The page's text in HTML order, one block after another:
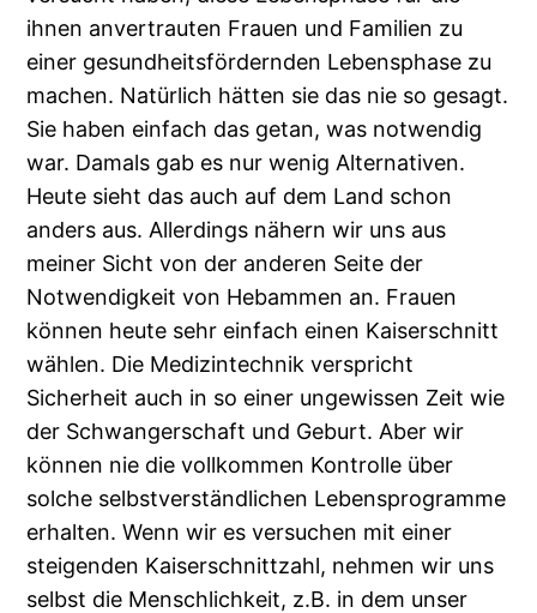
ihnen anvertrauten Frauen und Familien zu
einer gesundheitsfördernden Lebensphase zu
machen. Natürlich hätten sie das nie so gesagt.
Sie haben einfach das getan, was notwendig
war. Damals gab es nur wenig Alternativen.
Heute sieht das auch auf dem Land schon
anders aus. Allerdings nähern wir uns aus
meiner Sicht von der anderen Seite der
Notwendigkeit von Hebammen an. Frauen
können heute sehr einfach einen Kaiserschnitt
wählen. Die Medizintechnik verspricht
Sicherheit auch in so einer ungewissen Zeit wie
der Schwangerschaft und Geburt. Aber wir
können nie die vollkommen Kontrolle über
solche selbstverständlichen Lebensprogramme
erhalten. Wenn wir es versuchen mit einer
steigenden Kaiserschnittzahl, nehmen wir uns
selbst die Menschlichkeit, z.B. in dem unser